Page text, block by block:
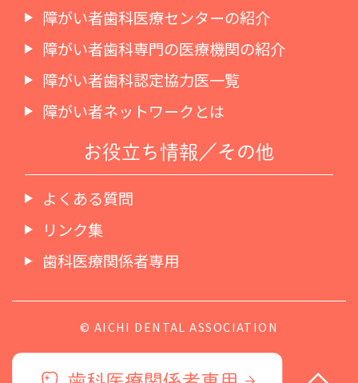
障がい者歯科医療センターの紹介
障がい者歯科専門の医療機関の紹介
障がい者歯科認定協力医一覧
障がい者ネットワークとは
お役立ち情報／その他
よくある質問
リンク集
歯科医療関係者専用
© AICHI DENTAL ASSOCIATION